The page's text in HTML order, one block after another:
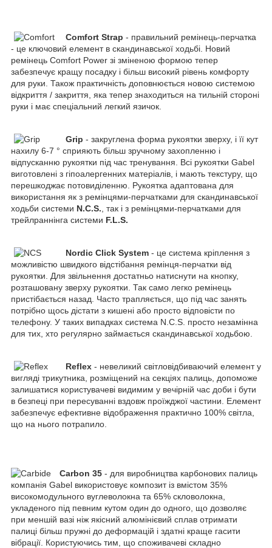
Comfort Strap - правильний ремінець-перчатка
- це ключовий елемент в скандинавської ходьбі. Новий
ремінець Comfort Power зі зміненою формою тепер
забезпечує кращу посадку і більш високий рівень комфорту
для руки. Також практичність доповнюється новою системою
відкриття / закриття, яка тепер знаходиться на тильній стороні
руки і має спеціальний легкий язичок.
Grip - закруглена форма рукоятки зверху, і її кут
нахилу 6-7 ° сприяють більш зручному захопленню і
відпусканню рукоятки під час тренування. Всі рукоятки Gabel
виготовлені з гіпоалергенних матеріалів, і мають текстуру, що
перешкоджає потовиділенню. Рукоятка адаптована для
використання як з ремінцями-перчатками для скандинавської
ходьби системи N.C.S. , так і з ремінцями-перчатками для
трейлраннінга системи F.L.S.
Nordic Click System - це система кріплення з
можливістю швидкого відстібання ремінця-перчатки від
рукоятки. Для звільнення достатньо натиснути на кнопку,
розташовану зверху рукоятки. Так само легко ремінець
пристібається назад. Часто трапляється, що під час занять
потрібно щось дістати з кишені або просто відповісти по
телефону. У таких випадках система N.C.S. просто незамінна
для тих, хто регулярно займається скандинавської ходьбою.
Reflex - невеликий світловідбиваючий елемент у
вигляді трикутника, розміщений на секціях палиць, допоможе
залишатися користувачеві видимим у вечірній час доби і бути
в безпеці при пересуванні вздовж проїжджої частини. Елемент
забезпечує ефективне відображення практично 100% світла,
що на нього потрапило.
Carbon 35 - для виробництва карбонових палиць
компанія Gabel використовує композит із вмістом 35%
високомодульного вуглеволокна та 65% скловолокна,
укладеного під певним кутом один до одного, що дозволяє
при меншій вазі ніж якісний алюмінієвий сплав отримати
палиці більш пружні до деформацій і здатні краще гасити
вібрації. Користуючись тим, що споживачеві складно